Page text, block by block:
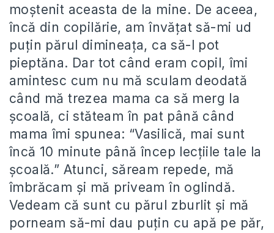
moștenit aceasta de la mine. De aceea,
încă din copilărie, am învățat să-mi ud
puțin părul dimineața, ca să-l pot
pieptăna. Dar tot când eram copil, îmi
amintesc cum nu mă sculam deodată
când mă trezea mama ca să merg la
școală, ci stăteam în pat până când
mama îmi spunea: “Vasilică, mai sunt
încă 10 minute până încep lecțiile tale la
școală.” Atunci, săream repede, mă
îmbrăcam și mă priveam în oglindă.
Vedeam că sunt cu părul zburlit și mă
porneam să-mi dau puțin cu apă pe păr,